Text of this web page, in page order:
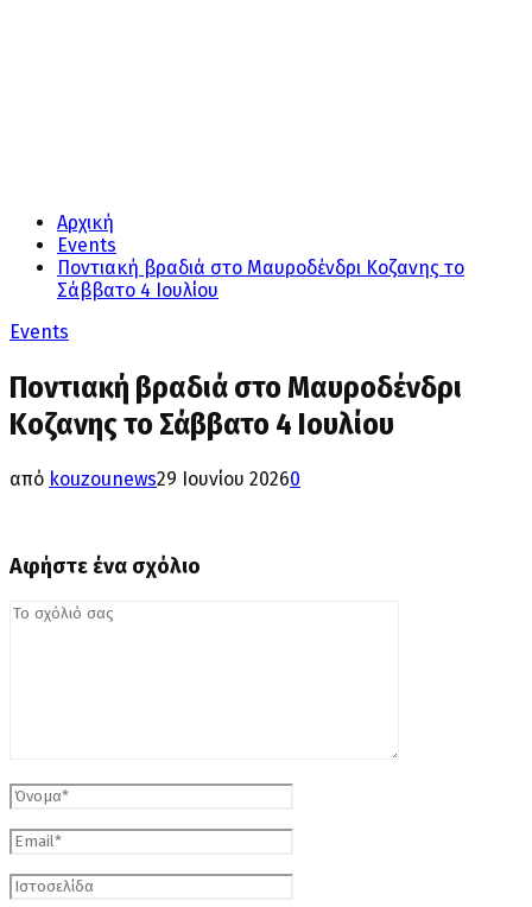
Αρχική
Events
Ποντιακή βραδιά στο Μαυροδένδρι Κοζανης το
Σάββατο 4 Ιουλίου
Events
Ποντιακή βραδιά στο Μαυροδένδρι
Κοζανης το Σάββατο 4 Ιουλίου
από kouzounews29 Ιουνίου 20260
Αφήστε ένα σχόλιο